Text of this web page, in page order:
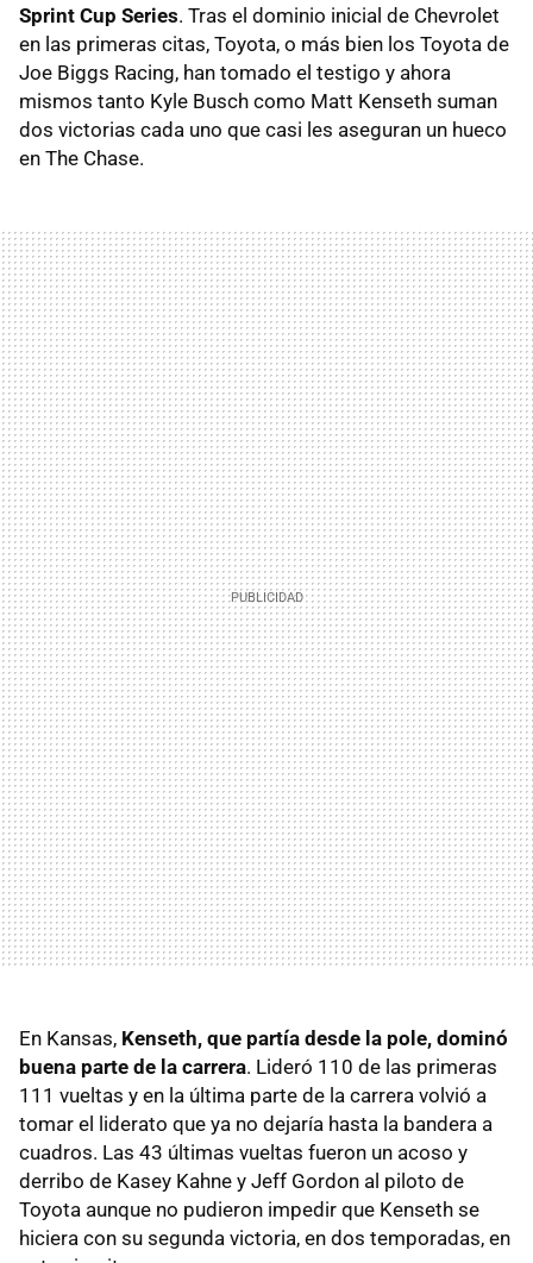
Sprint Cup Series. Tras el dominio inicial de Chevrolet
en las primeras citas, Toyota, o más bien los Toyota de
Joe Biggs Racing, han tomado el testigo y ahora
mismos tanto Kyle Busch como Matt Kenseth suman
dos victorias cada uno que casi les aseguran un hueco
en The Chase.
En Kansas, Kenseth, que partía desde la pole, dominó
buena parte de la carrera. Lideró 110 de las primeras
111 vueltas y en la última parte de la carrera volvió a
tomar el liderato que ya no dejaría hasta la bandera a
cuadros. Las 43 últimas vueltas fueron un acoso y
derribo de Kasey Kahne y Jeff Gordon al piloto de
Toyota aunque no pudieron impedir que Kenseth se
hiciera con su segunda victoria, en dos temporadas, en